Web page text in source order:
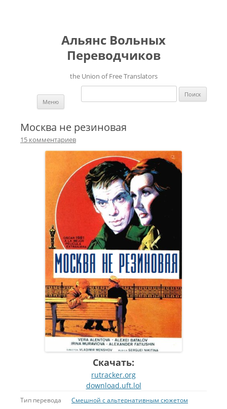
Альянс Вольных
Переводчиков
the Union of Free Translators
Найти:
Меню
Москва не резиновая
15 комментариев
Скачать:
rutracker.org
download.uft.lol
Тип перевода Смешной с альтернативным сюжетом